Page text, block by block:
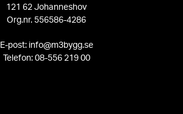
121 62 Johanneshov
Org.nr. 556586-4286
E-post: info@m3bygg.se
Telefon: 08-556 219 00